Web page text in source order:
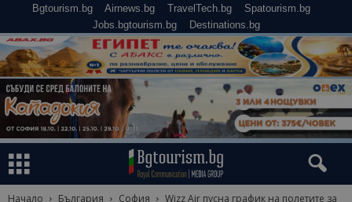
Bgtourism.bg Airnews.bg TravelTech.bg
Spatourism.bg
Jobs.bgtourism.bg
Destinations.bg
Начало България София
Wizz Air пусна график на полетите за